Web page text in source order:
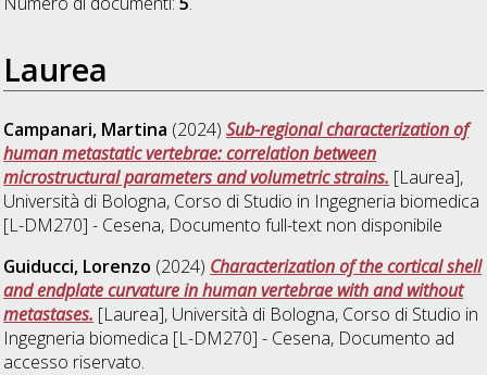
Laurea
Campanari, Martina (2024)Sub-regional characterization of
human metastatic vertebrae: correlation between
microstructural parameters and volumetric strains. [Laurea],
Università di Bologna, Corso di Studio in Ingegneria biomedica
[L-DM270] - Cesena, Documento full-text non disponibile
Guiducci, Lorenzo (2024) Characterization of the cortical shell
and endplate curvature in human vertebrae with and without
metastases. [Laurea], Università di Bologna, Corso di Studio in
Ingegneria biomedica [L-DM270] - Cesena, Documento ad
accesso riservato.